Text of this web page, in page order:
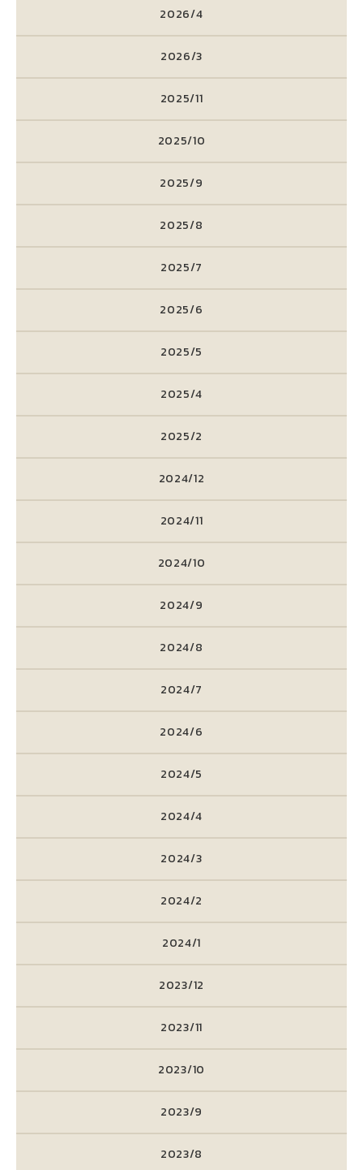
2026/4
2026/3
2025/11
2025/10
2025/9
2025/8
2025/7
2025/6
2025/5
2025/4
2025/2
2024/12
2024/11
2024/10
2024/9
2024/8
2024/7
2024/6
2024/5
2024/4
2024/3
2024/2
2024/1
2023/12
2023/11
2023/10
2023/9
2023/8